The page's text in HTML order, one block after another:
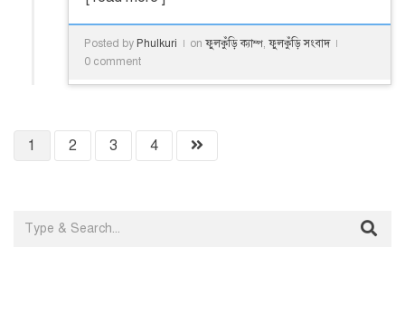
Posted by Phulkuri on ফুলকুঁড়ি ক্যাম্প, ফুলকুঁড়ি সংবাদ
0 comment
1 2 3 4